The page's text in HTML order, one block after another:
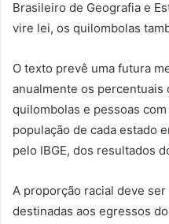
Brasileiro de Geografia e
vire lei, os quilombolas
O texto prevê uma futura
anualmente os percentuais
quilombolas e pessoas
população de cada estado
pelo IBGE, dos resultados
A proporção racial deve
destinadas aos egressos